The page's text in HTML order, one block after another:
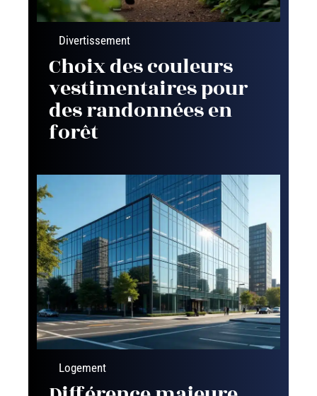
Divertissement
Choix des couleurs
vestimentaires pour
des randonnées en
forêt
Logement